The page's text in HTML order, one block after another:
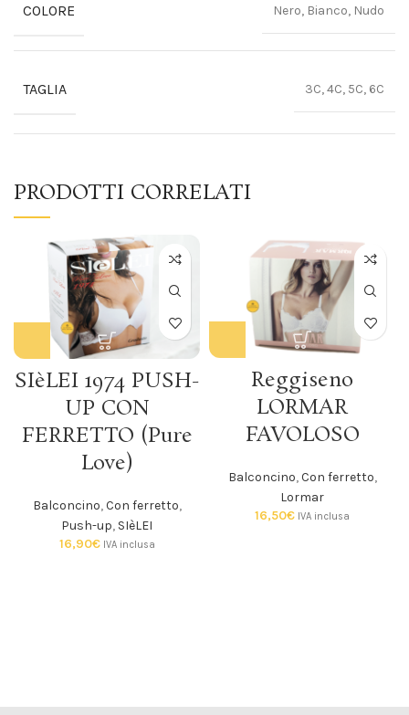
COLORE Nero, Bianco, Nudo
TAGLIA 3C, 4C, 5C, 6C
PRODOTTI CORRELATI
SIèLEI 1974 PUSH-
UP CON
FERRETTO (Pure
Love)
Balconcino,Con ferretto,
Push-up, SIèLEI
16,90€ IVA inclusa
Reggiseno
LORMAR
FAVOLOSO
Balconcino,Con ferretto,
Lormar
16,50€ IVA inclusa